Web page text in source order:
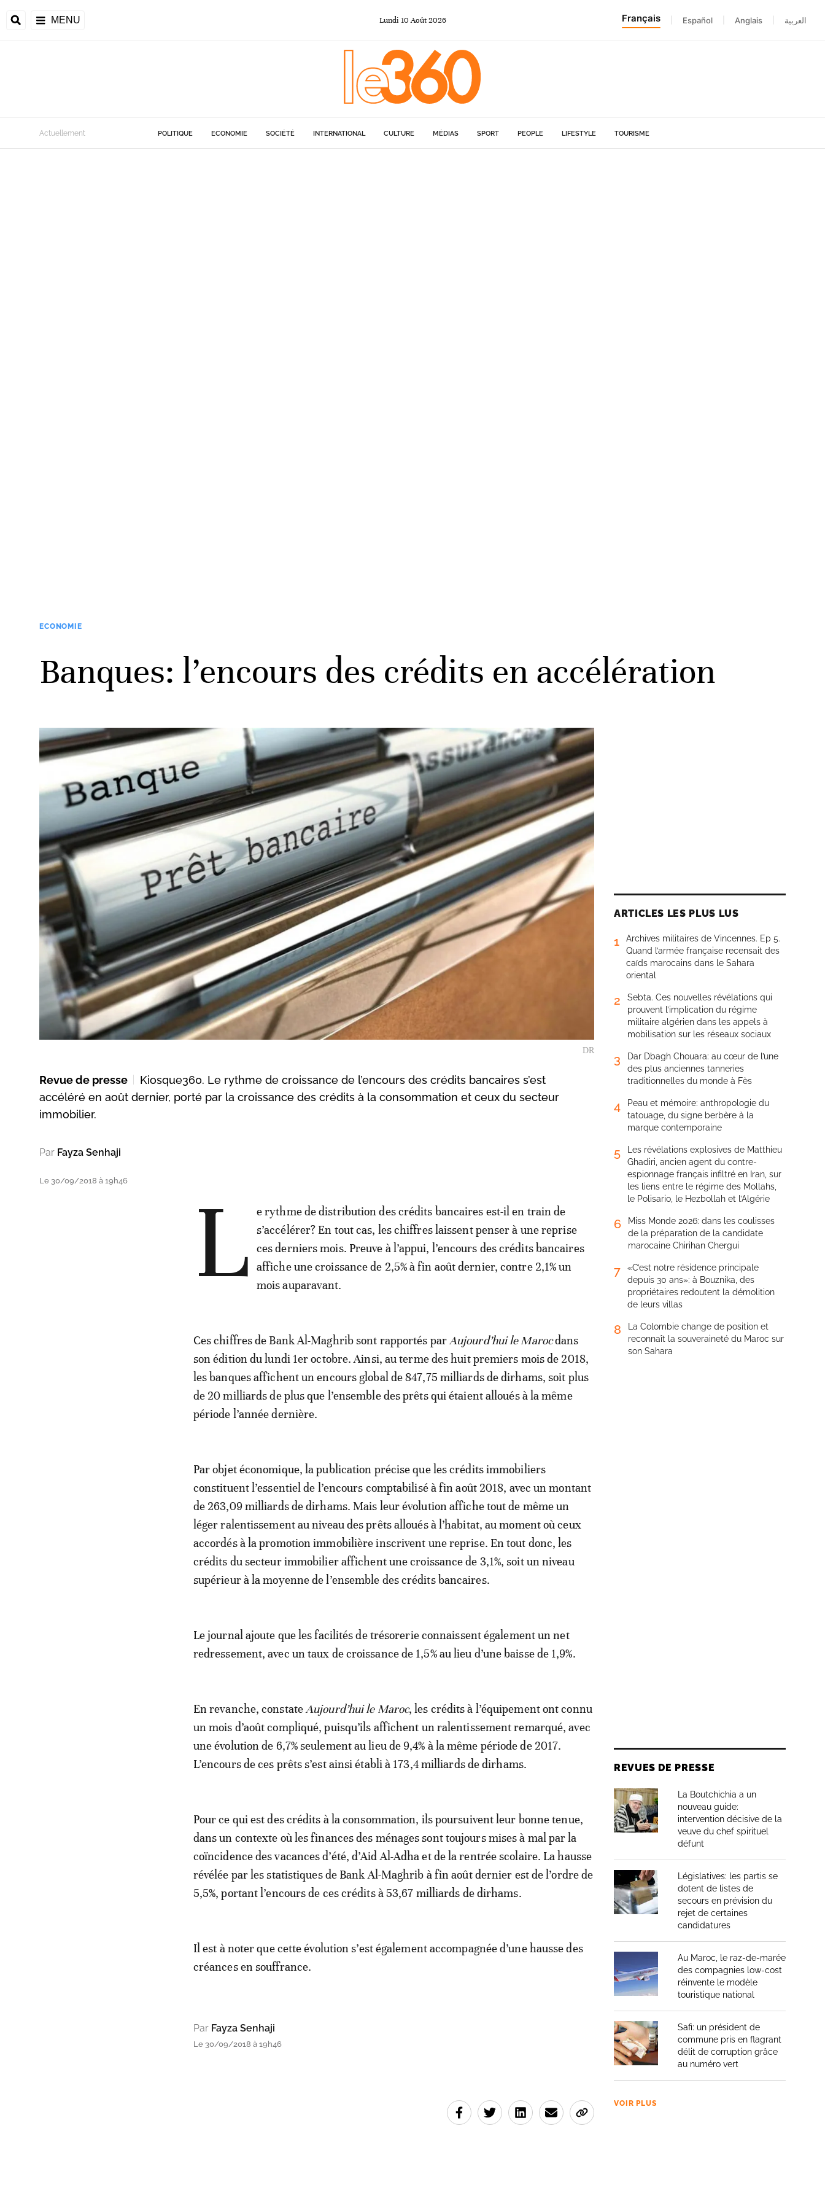
MENU Lundi 10 Août 2026 Français Español Anglais العربية
Actuellement POLITIQUE ECONOMIE SOCIÉTÉ INTERNATIONAL CULTURE MÉDIAS SPORT PEOPLE LIFESTYLE TOURISME
ECONOMIE
Banques: l’encours des crédits en accélération
DR
Revue de presse
Kiosque360. Le rythme de croissance de l’encours des crédits bancaires s’est
accéléré en août dernier, porté par la croissance des crédits à la consommation et ceux du secteur
immobilier.
Par Fayza Senhaji
Le 30/09/2018 à 19h46 L
e rythme de distribution des crédits bancaires est-il en train de
s’accélérer? En tout cas, les chiffres laissent penser à une reprise
ces derniers mois. Preuve à l’appui, l’encours des crédits bancaires
affiche une croissance de 2,5% à fin août dernier, contre 2,1% un
mois auparavant.
Ces chiffres de Bank Al-Maghrib sont rapportés parAujourd’hui le Marocdans
son édition du lundi 1er octobre. Ainsi, au terme des huit premiers mois de 2018,
les banques affichent un encours global de 847,75 milliards de dirhams, soit plus
de 20 milliards de plus que l’ensemble des prêts qui étaient alloués à la même
période l’année dernière.
Par objet économique, la publication précise que les crédits immobiliers
constituent l’essentiel de l’encours comptabilisé à fin août 2018, avec un montant
de 263,09 milliards de dirhams. Mais leur évolution affiche tout de même un
léger ralentissement au niveau des prêts alloués à l’habitat, au moment où ceux
accordés à la promotion immobilière inscrivent une reprise. En tout donc, les
crédits du secteur immobilier affichent une croissance de 3,1%, soit un niveau
supérieur à la moyenne de l’ensemble des crédits bancaires.
Le journal ajoute que les facilités de trésorerie connaissent également un net
redressement, avec un taux de croissance de 1,5% au lieu d’une baisse de 1,9%.
En revanche, constateAujourd’hui le Maroc, les crédits à l’équipement ont connu
un mois d’août compliqué, puisqu’ils affichent un ralentissement remarqué, avec
une évolution de 6,7% seulement au lieu de 9,4% à la même période de 2017.
L’encours de ces prêts s’est ainsi établi à 173,4 milliards de dirhams.
Pour ce qui est des crédits à la consommation, ils poursuivent leur bonne tenue,
dans un contexte où les finances des ménages sont toujours mises à mal par la
coïncidence des vacances d’été, d’Aid Al-Adha et de la rentrée scolaire. La hausse
révélée par les statistiques de Bank Al-Maghrib à fin août dernier est de l’ordre de
5,5%, portant l’encours de ces crédits à 53,67 milliards de dirhams.
Il est à noter que cette évolution s’est également accompagnée d’une hausse des
créances en souffrance.
Par Fayza Senhaji
Le 30/09/2018 à 19h46
ARTICLES LES PLUS LUS
1
Archives militaires de Vincennes. Ep 5.
Quand l’armée française recensait des
caïds marocains dans le Sahara
oriental
2
Sebta. Ces nouvelles révélations qui
prouvent l’implication du régime
militaire algérien dans les appels à
mobilisation sur les réseaux sociaux
3
Dar Dbagh Chouara: au cœur de l’une
des plus anciennes tanneries
traditionnelles du monde à Fès
4
Peau et mémoire: anthropologie du
tatouage, du signe berbère à la
marque contemporaine
5
Les révélations explosives de Matthieu
Ghadiri, ancien agent du contre-
espionnage français infiltré en Iran, sur
les liens entre le régime des Mollahs,
le Polisario, le Hezbollah et l’Algérie
6
Miss Monde 2026: dans les coulisses
de la préparation de la candidate
marocaine Chirihan Chergui
7
«C’est notre résidence principale
depuis 30 ans»: à Bouznika, des
propriétaires redoutent la démolition
de leurs villas
8
La Colombie change de position et
reconnaît la souveraineté du Maroc sur
son Sahara
REVUES DE PRESSE
La Boutchichia a un
nouveau guide:
intervention décisive de la
veuve du chef spirituel
défunt
Législatives: les partis se
dotent de listes de
secours en prévision du
rejet de certaines
candidatures
Au Maroc, le raz-de-marée
des compagnies low-cost
réinvente le modèle
touristique national
Safi: un président de
commune pris en flagrant
délit de corruption grâce
au numéro vert
VOIR PLUS